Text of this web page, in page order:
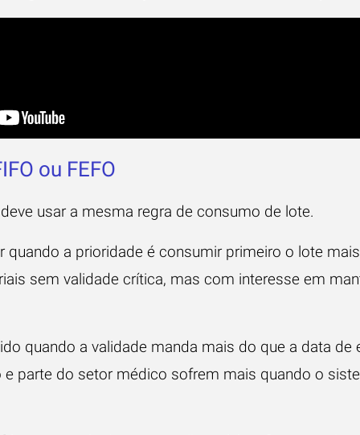
ou FEFO
usar a mesma regra de consumo de lote.
a prioridade é consumir primeiro o lote
sem validade crítica, mas com interesse em
quando a validade manda mais do que a data de
parte do setor médico sofrem mais quando o